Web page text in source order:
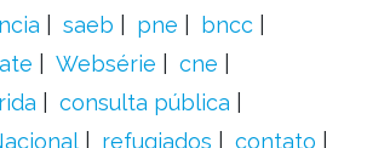
saeb pne
bncc
Websérie
cne
consulta pública
refugiados
contato